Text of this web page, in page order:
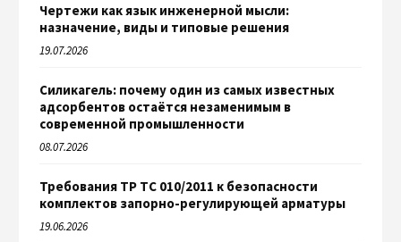
Чертежи как язык инженерной мысли:
назначение, виды и типовые решения
19.07.2026
Силикагель: почему один из самых известных
адсорбентов остаётся незаменимым в
современной промышленности
08.07.2026
Требования ТР ТС 010/2011 к безопасности
комплектов запорно-регулирующей арматуры
19.06.2026